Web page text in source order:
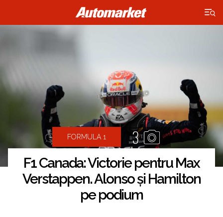
×
FORMULA 1 3
F1 Canada: Victorie pentru Max
Verstappen. Alonso și Hamilton
pe podium